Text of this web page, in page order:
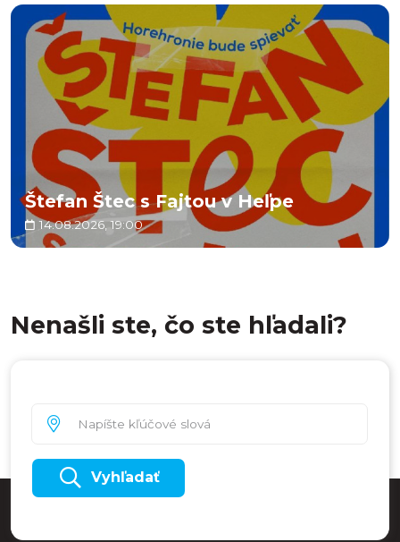
Štefan Štec s Fajtou v Heľpe
14.08.2026, 19:00
Nenašli ste, čo ste hľadali?
Vyhľadať